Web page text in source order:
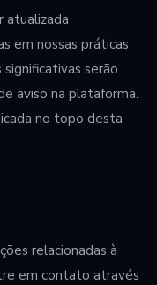
atualizada
em nossas práticas
serão
aviso na plataforma.
no topo desta
relacionadas à
em contato através